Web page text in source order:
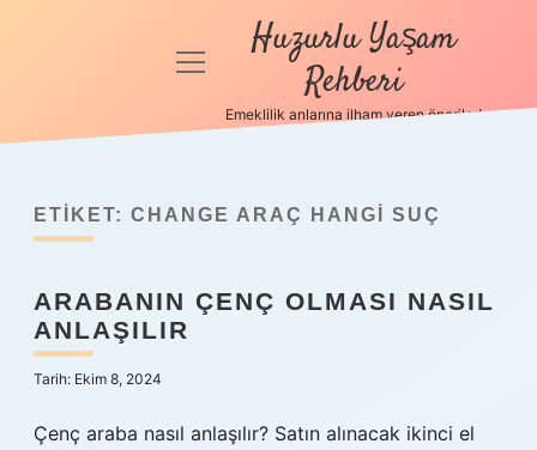
Anasayfa
Politikası
Hakkımızda
menüyü
Huzurlu Yaşam
Rehberi
Emeklilik anlarına ilham veren öneriler!
ETIKET: CHANGE ARAÇ HANGI SUÇ
ARABANIN ÇENÇ OLMASI NASIL
ANLAŞILIR
Tarih: Ekim 8, 2024
Çenç araba nasıl anlaşılır? Satın alınacak ikinci el